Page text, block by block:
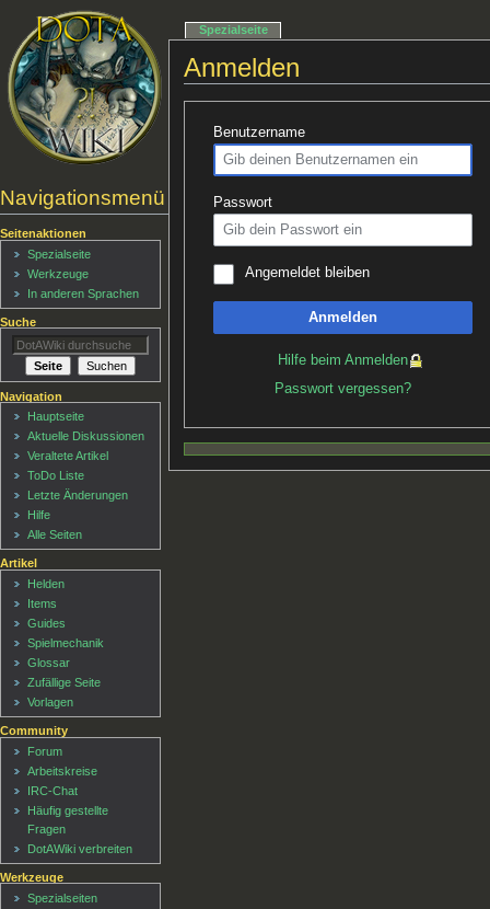
Anmelden
Benutzername
Passwort
Angemeldet bleiben
Anmelden
Hilfe beim Anmelden
Passwort vergessen?
Navigationsmenü
Spezialseite
Seitenaktionen
Spezialseite
Werkzeuge
In anderen Sprachen
Suche
Navigation
Hauptseite
Aktuelle Diskussionen
Veraltete Artikel
ToDo Liste
Letzte Änderungen
Hilfe
Alle Seiten
Artikel
Helden
Items
Guides
Spielmechanik
Glossar
Zufällige Seite
Vorlagen
Community
Forum
Arbeitskreise
IRC-Chat
Häufig gestellte
Fragen
DotAWiki verbreiten
Werkzeuge
Spezialseiten